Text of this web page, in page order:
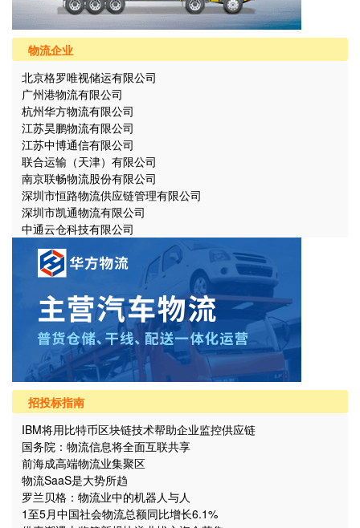
物流企业
北京格罗唯视储运有限公司
广州港物流有限公司
杭州华方物流有限公司
江苏昊鹏物流有限公司
江苏中博通信有限公司
联合运输（天津）有限公司
南京联畅物流股份有限公司
深圳市恒路物流供应链管理有限公司
深圳市凯通物流有限公司
中通云仓科技有限公司
招投标指南
IBM将用比特币区块链技术帮助企业监控供应链
国务院：物流信息将全面互联共享
前海成高端物流业集聚区
物流SaaS是大势所趋
罗兰贝格：物流业中的机器人与人
1至5月中国社会物流总额同比增长6.1%